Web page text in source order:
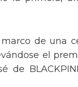
primera,
de una
el
de